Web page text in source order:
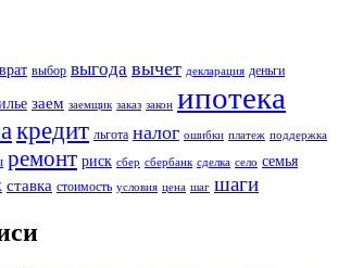
выбор выгода вычет декларация деньги
заем заемщик заказ закон ипотека
кредит льгота налог ошибки платеж поддержка
ремонт риск сбер сбербанк сделка село семья
ставка стоимость условия цена шаг шаги